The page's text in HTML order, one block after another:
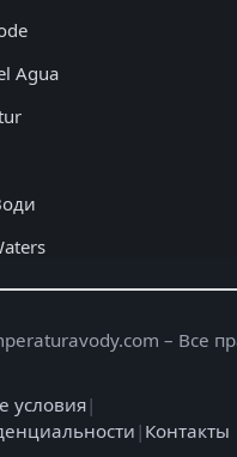
Agua
– Все
условия|
| Контакты